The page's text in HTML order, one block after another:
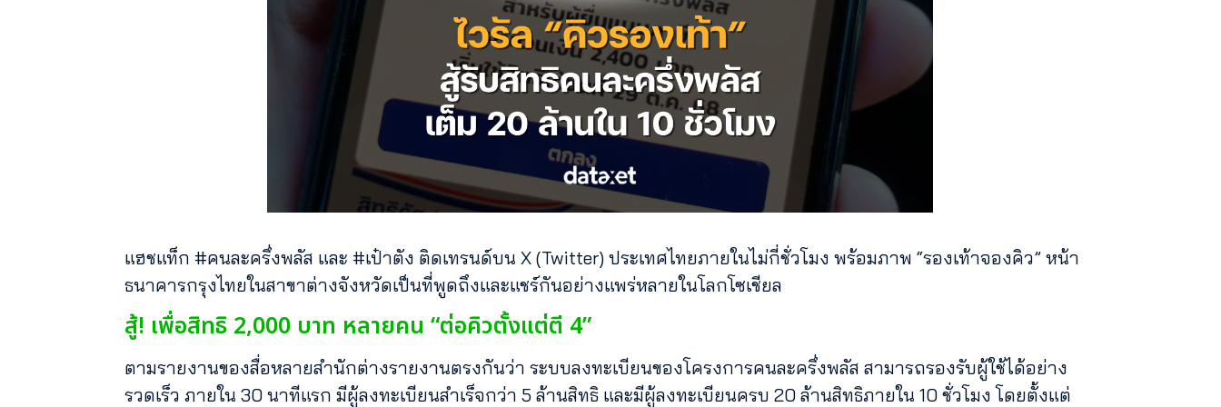
แฮชแท็ก #คนละครึ่งพลัส และ #เป๋าตัง ติดเทรนด์บน X (Twitter) ประเทศไทยภายในไม่กี่ชั่วโมง พร้อมภาพ “รองเท้าจองคิว” หน้า
ธนาคารกรุงไทยในสาขาต่างจังหวัดเป็นที่พูดถึงและแชร์กันอย่างแพร่หลายในโลกโซเชียล
สู้! เพื่อสิทธิ 2,000 บาท หลายคน “ต่อคิวตั้งแต่ตี 4”
ตามรายงานของสื่อหลายสำนักต่างรายงานตรงกันว่า ระบบลงทะเบียนของโครงการคนละครึ่งพลัส สามารถรองรับผู้ใช้ได้อย่าง
รวดเร็ว ภายใน 30 นาทีแรก มีผู้ลงทะเบียนสำเร็จกว่า 5 ล้านสิทธิ และมีผู้ลงทะเบียนครบ 20 ล้านสิทธิภายใน 10 ชั่วโมง โดยตั้งแต่